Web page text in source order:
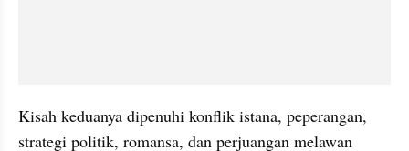
Kisah keduanya dipenuhi konflik istana, peperangan,
strategi politik, romansa, dan perjuangan melawan